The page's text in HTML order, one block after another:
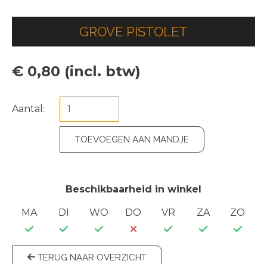
GROVE PISTOLET
€ 0,80 (incl. btw)
Aantal:
TOEVOEGEN AAN MANDJE
Beschikbaarheid in winkel
MA DI WO DO VR ZA ZO
TERUG NAAR OVERZICHT